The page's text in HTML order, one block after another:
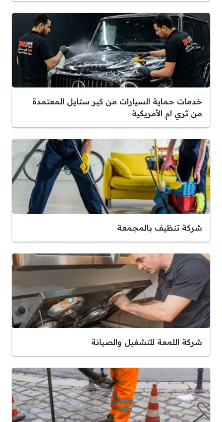
خدمات حماية السيارات من كير ستايل المعتمدة
من ثري ام الأمريكية
شركة تنظيف بالمجمعة
شركة اللمعة للتشغيل والصيانة